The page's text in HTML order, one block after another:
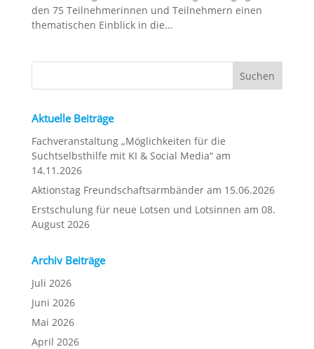
den 75 Teilnehmerinnen und Teilnehmern einen
thematischen Einblick in die...
Aktuelle Beiträge
Fachveranstaltung „Möglichkeiten für die
Suchtselbsthilfe mit KI & Social Media“ am
14.11.2026
Aktionstag Freundschaftsarmbänder am 15.06.2026
Erstschulung für neue Lotsen und Lotsinnen am 08.
August 2026
Archiv Beiträge
Juli 2026
Juni 2026
Mai 2026
April 2026